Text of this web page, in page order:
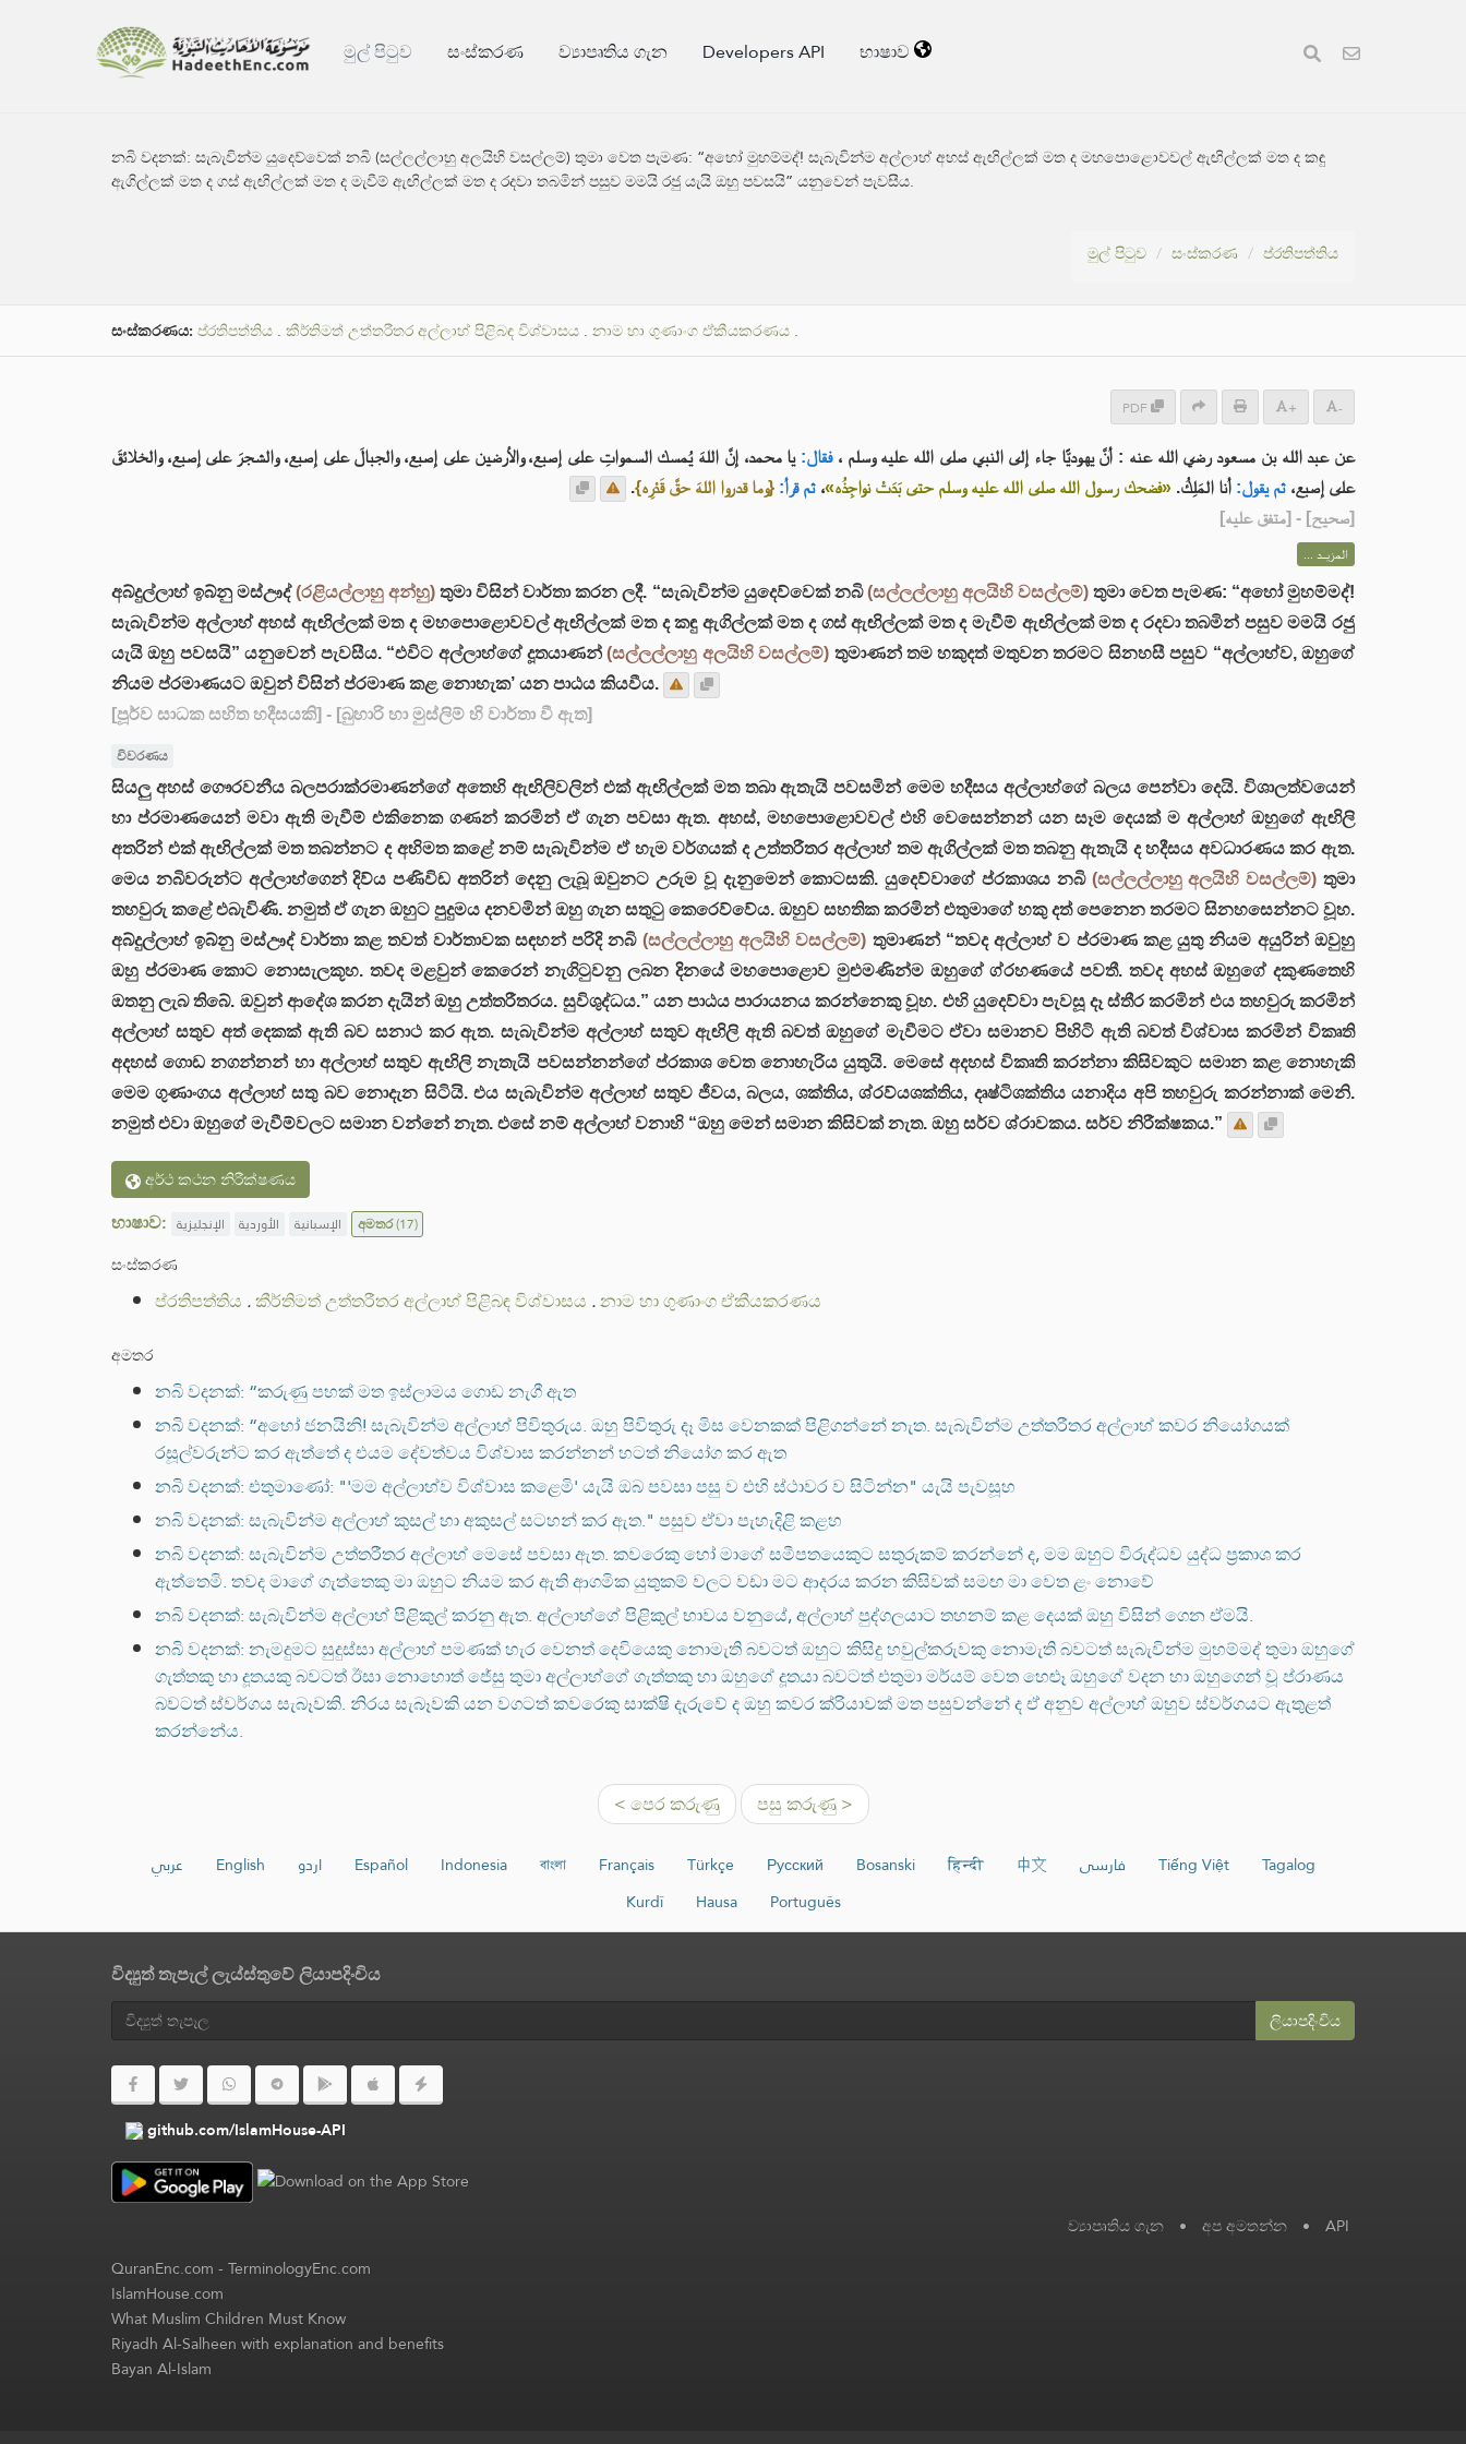
මුල් පිටුව සංස්කරණ ව්‍යාපෘතිය ගැන Developers API භාෂාව
නබි වදනක්:සැබැවින්ම යුදෙව්වෙක් නබි (සල්ලල්ලාහු අලයිහි වසල්ලම්) තුමා වෙත පැමණ: “අහෝ මුහම්මද්! සැබැවින්ම අල්ලාහ් අහස් ඇඟිල්ලක් මත ද මහපොළොවවල් ඇඟිල්ලක් මත ද කඳු
ඇගිල්ලක් මත ද ගස් ඇඟිල්ලක් මත ද මැවීම් ඇඟිල්ලක් මත ද රදවා තබමින් පසුව මමයි රජු යැයි ඔහු පවසයි” යනුවෙන් පැවසීය.
මුල් පිටුව සංස්කරණ ප්රතිපත්තිය
සංස්කරණය: ප්රතිපත්තිය . කීර්තිමත් උත්තරීතර අල්ලාහ් පිළිබඳ විශ්වාසය . නාම හා ගුණාංග ඒකීයකරණය .
PDF + -
عن عبد الله بن مسعود رضي الله عنه : أنَّ يهوديًّا جاء إلى النبي صلى الله عليه وسلم ، فقال: يا محمد، إنَّ اللهَ يُمسك السمواتِ على إصبع، والأرضين على إصبع، والجبالَ على إصبع، والشجرَ على إصبع، والخلائقَ
على إصبع، ثم يقول: أنا المَلِكُ. «فضحك رسول الله صلى الله عليه وسلم حتى بَدَتْ نواجِذُه»، ثم قرأ: {وما قدروا اللهَ حقَّ قَدْرِه}.
[صحيح] - [متفق عليه]
المزيــد ...
අබ්දුල්ලාහ් ඉබ්නු මස්ඌද්(රළියල්ලාහු අන්හු) තුමා විසින් වාර්තා කරන ලදී. “සැබැවින්ම යුදෙව්වෙක් නබි(සල්ලල්ලාහු අලයිහි වසල්ලම්)තුමා වෙත පැමණ: “අහෝ මුහම්මද්!
සැබැවින්ම අල්ලාහ් අහස් ඇඟිල්ලක් මත ද මහපොළොවවල් ඇඟිල්ලක් මත ද කඳු ඇගිල්ලක් මත ද ගස් ඇඟිල්ලක් මත ද මැවීම් ඇඟිල්ලක් මත ද රදවා තබමින් පසුව මමයි රජු
යැයි ඔහු පවසයි” යනුවෙන් පැවසීය. “එවිට අල්ලාහ්ගේ දූතයාණන්(සල්ලල්ලාහු අලයිහි වසල්ලම්) තුමාණන් තම හකුදත් මතුවන තරමට සිනහසී පසුව “අල්ලාහ්ව, ඔහුගේ
නියම ප්රමාණයට ඔවුන් විසින් ප්රමාණ කළ නොහැක’ යන පාඨය කියවීය.
[පූර්ව සාධක සහිත හදීසයකි] - [බුහාරි හා මුස්ලිම් හි වාර්තා වී ඇත]
විවරණය
සියලු අහස් ගෞරවනීය බලපරාක්රමාණන්ගේ අතෙහි ඇඟිලිවලින් එක් ඇඟිල්ලක් මත තබා ඇතැයි පවසමින් මෙම හදීසය අල්ලාහ්ගේ බලය පෙන්වා දෙයි. විශාලත්වයෙන්
හා ප්රමාණයෙන් මවා ඇති මැවීම් එකිනෙක ගණන් කරමින් ඒ ගැන පවසා ඇත. අහස්, මහපොළොවවල් එහි වෙසෙන්නන් යන සෑම දෙයක් ම අල්ලාහ් ඔහුගේ ඇඟිලි
අතරින් එක් ඇඟිල්ලක් මත තබන්නට ද අභිමත කළේ නම් සැබැවින්ම ඒ හැම වර්ගයක් ද උත්තරීතර අල්ලාහ් තම ඇගිල්ලක් මත තබනු ඇතැයි ද හදීසය අවධාරණය කර ඇත.
මෙය නබිවරුන්ට අල්ලාහ්ගෙන් දිව්ය පණිවිඩ අතරින් දෙනු ලැබූ ඔවුනට උරුම වූ දැනුමෙන් කොටසකි. යුදෙව්වාගේ ප්රකාශය නබි (සල්ලල්ලාහු අලයිහි වසල්ලම්) තුමා
තහවුරු කළේ එබැවිණි. නමුත් ඒ ගැන ඔහුට පුදුමය දනවමින් ඔහු ගැන සතුටු කෙරෙව්වේය. ඔහුව සහතික කරමින් එතුමාගේ හකු දත් පෙනෙන තරමට සිනහසෙන්නට වූහ.
අබ්දුල්ලාහ් ඉබ්නු මස්ඌද් වාර්තා කළ තවත් වාර්තාවක සඳහන් පරිදි නබි (සල්ලල්ලාහු අලයිහි වසල්ලම්) තුමාණන් “තවද අල්ලාහ් ව ප්රමාණ කළ යුතු නියම අයුරින් ඔවුහු
ඔහු ප්රමාණ කොට නොසැලකූහ. තවද මළවුන් කෙරෙන් නැගිටුවනු ලබන දිනයේ මහපොළොව මුළුමණින්ම ඔහුගේ ග්රහණයේ පවතී. තවද අහස් ඔහුගේ දකුණතෙහි
ඔතනු ලැබ තිබේ. ඔවුන් ආදේශ කරන දැයින් ඔහු උත්තරීතරය. සුවිශුද්ධය.” යන පාඨය පාරායනය කරන්නෙකු වූහ. එහි යුදෙව්වා පැවසූ දෑ ස්තීර කරමින් එය තහවුරු කරමින්
අල්ලාහ් සතුව අත් දෙකක් ඇති බව සනාථ කර ඇත. සැබැවින්ම අල්ලාහ් සතුව ඇඟිලි ඇති බවත් ඔහුගේ මැවීමට ඒවා සමානව පිහිටි ඇති බවත් විශ්වාස කරමින් විකෘති
අදහස් ගොඩ නගන්නන් හා අල්ලාහ් සතුව ඇඟිලි නැතැයි පවසන්නන්ගේ ප්රකාශ වෙත නොහැරිය යුතුයි. මෙසේ අදහස් විකෘති කරන්නා කිසිවකුට සමාන කළ නොහැකි
මෙම ගුණාංගය අල්ලාහ් සතු බව නොදැන සිටියි. එය සැබැවින්ම අල්ලාහ් සතුව ජීවය, බලය, ශක්තිය, ශ්රව්යශක්තිය, දෘෂ්ටිශක්තිය යනාදිය අපි තහවුරු කරන්නාක් මෙනි.
නමුත් එවා ඔහුගේ මැවීම්වලට සමාන වන්නේ නැත. එසේ නම් අල්ලාහ් වනාහි “ඔහු මෙන් සමාන කිසිවක් නැත. ඔහු සර්ව ශ්රාවකය. සර්ව නිරීක්ෂකය.”
අර්ථ කථන නිරීක්ෂණය
භාෂාව: الإنجليزية الأوردية الإسبانية අමතර(17)
සංස්කරණ
ප්රතිපත්තිය .කීර්තිමත් උත්තරීතර අල්ලාහ් පිළිබඳ විශ්වාසය .නාම හා ගුණාංග ඒකීයකරණය
අමතර
නබි වදනක්: “කරුණු පහක් මත ඉස්ලාමය ගොඩ නැගී ඇත
නබි වදනක්: “අහෝ ජනයිනි! සැබැවින්ම අල්ලාහ් පිවිතුරුය. ඔහු පිවිතුරු දෑ මිස වෙනකක් පිළිගන්නේ නැත. සැබැවින්ම උත්තරීතර අල්ලාහ් කවර නියෝගයක්
රසූල්වරුන්ට කර ඇත්තේ ද එයම දේවත්වය විශ්වාස කරන්නන් හටත් නියෝග කර ඇත
නබි වදනක්: එතුමාණෝ: "'මම අල්ලාහ්ව විශ්වාස කළෙමි' යැයි ඔබ පවසා පසු ව එහි ස්ථාවර ව සිටින්න" යැයි පැවසූහ
නබි වදනක්: සැබැවින්ම අල්ලාහ් කුසල් හා අකුසල් සටහන් කර ඇත." පසුව ඒවා පැහැදිළි කළහ
නබි වදනක්: සැබැවින්ම උත්තරීතර අල්ලාහ් මෙසේ පවසා ඇත. කවරෙකු හෝ මාගේ සමීපතයෙකුට සතුරුකම් කරන්නේ ද, මම ඔහුට විරුද්ධව යුද්ධ ප්‍රකාශ කර
ඇත්තෙමි. තවද මාගේ ගැත්තෙකු මා ඔහුට නියම කර ඇති ආගමික යුතුකම් වලට වඩා මට ආදරය කරන කිසිවක් සමඟ මා වෙත ළං නොවේ
නබි වදනක්: සැබැවින්ම අල්ලාහ් පිළිකුල් කරනු ඇත. අල්ලාහ්ගේ පිළිකුල් භාවය වනුයේ, අල්ලාහ් පුද්ගලයාට තහනම් කළ දෙයක් ඔහු විසින් ගෙන ඒමයි.
නබි වදනක්: නැමදුමට සුදුස්සා අල්ලාහ් පමණක් හැර වෙනත් දෙවියෙකු නොමැති බවටත් ඔහුට කිසිදු හවුල්කරුවකු නොමැති බවටත් සැබැවින්ම මුහම්මද් තුමා ඔහුගේ
ගැත්තකු හා දූතයකු බවටත් ඊසා නොහොත් ජේසු තුමා අල්ලාහ්ගේ ගැත්තකු හා ඔහුගේ දූතයා බවටත් එතුමා මර්යම් වෙත හෙළූ ඔහුගේ වදන හා ඔහුගෙන් වූ ප්රාණය
බවටත් ස්වර්ගය සැබෑවකි. නිරය සැබෑවකි යන වගටත් කවරෙකු සාක්ෂි දැරුවේ ද ඔහු කවර ක්රියාවක් මත පසුවන්නේ ද ඒ අනුව අල්ලාහ් ඔහුව ස්වර්ගයට ඇතුළත්
කරන්නේය.
< පෙර කරුණු පසු කරුණු >
عربي English اردو Español Indonesia বাংলা Français Türkçe Русский Bosanski हिन्दी 中文 فارسی Tiếng Việt
Tagalog
Kurdî
Hausa Português
විද්‍යුත් තැපැල් ලැය්ස්තුවේ ලියාපදිංචිය
ලියාපදිංචිය
github.com/IslamHouse-API
ව්‍යාපෘතිය ගැන • අප අමතන්න • API
QuranEnc.com-TerminologyEnc.com
IslamHouse.com
What Muslim Children Must Know
Riyadh Al-Salheen with explanation and benefits
Bayan Al-Islam